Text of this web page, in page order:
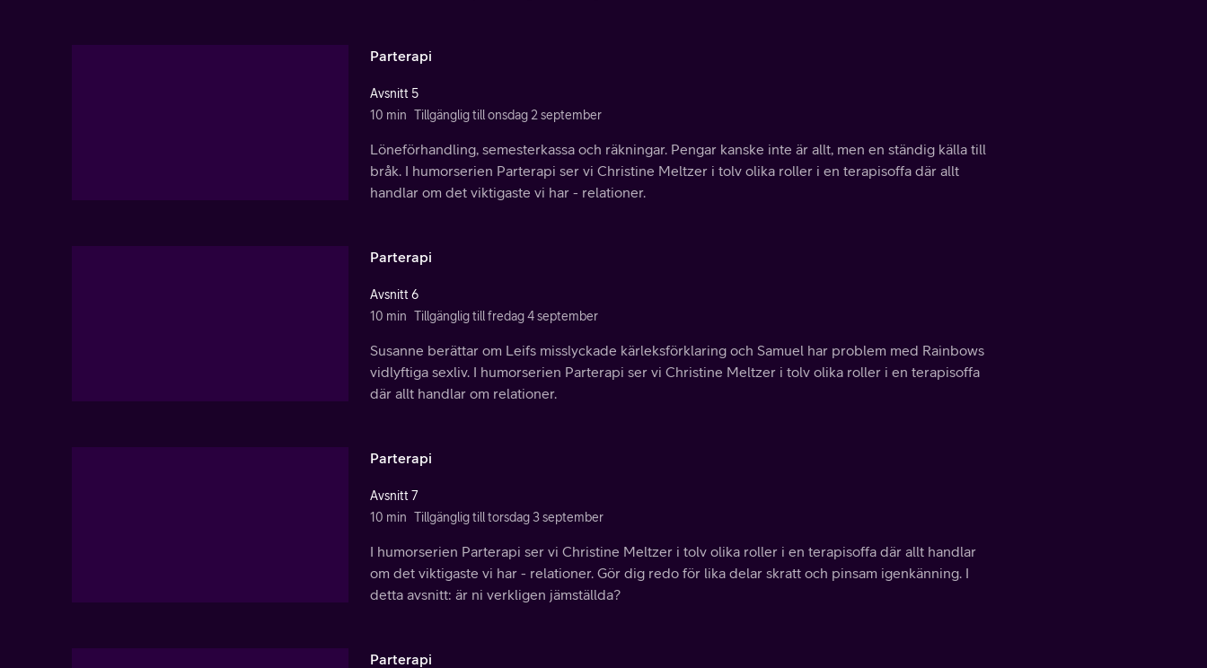
Parterapi
Avsnitt 5
10 min Tillgänglig till onsdag 2 september
Löneförhandling, semesterkassa och räkningar. Pengar kanske inte är allt, men en ständig källa till
bråk. I humorserien Parterapi ser vi Christine Meltzer i tolv olika roller i en terapisoffa där allt
handlar om det viktigaste vi har - relationer.
Parterapi
Avsnitt 6
10 min Tillgänglig till fredag 4 september
Susanne berättar om Leifs misslyckade kärleksförklaring och Samuel har problem med Rainbows
vidlyftiga sexliv. I humorserien Parterapi ser vi Christine Meltzer i tolv olika roller i en terapisoffa
där allt handlar om relationer.
Parterapi
Avsnitt 7
10 min Tillgänglig till torsdag 3 september
I humorserien Parterapi ser vi Christine Meltzer i tolv olika roller i en terapisoffa där allt handlar
om det viktigaste vi har - relationer. Gör dig redo för lika delar skratt och pinsam igenkänning. I
detta avsnitt: är ni verkligen jämställda?
Parterapi